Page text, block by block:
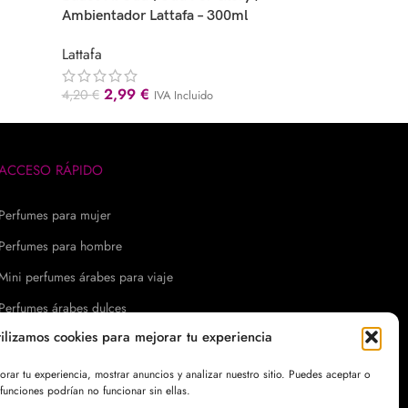
cookies para mejorar tu experiencia
tu experiencia, mostrar anuncios y analizar nuestro sitio. Puedes aceptar o
podrían no funcionar sin ellas.
Ambientador Lattafa – 300ml
Lattafa
4,20€ 2,99 € IVA Incluido
RÁPIDO
Perfumes para mujer
Perfumes para hombre
perfumes árabes para viaje
Perfumes árabes dulces
árabes cítricos
árabes afrutados
Perfumes árabes florales